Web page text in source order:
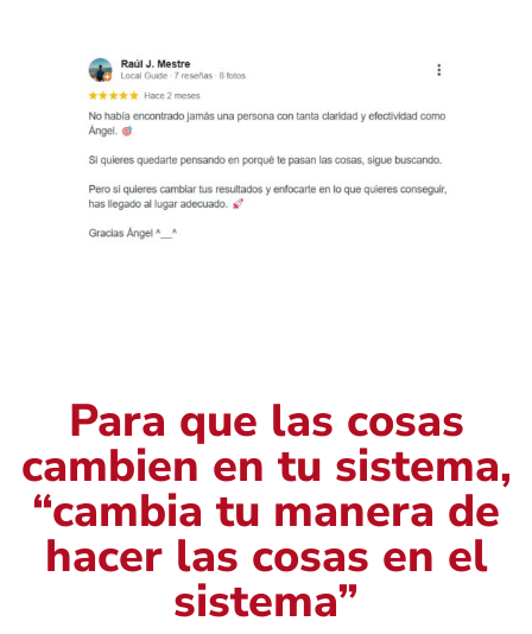
Para que las cosas
cambien en tu sistema,
“cambia tu manera de
hacer las cosas en el
sistema”